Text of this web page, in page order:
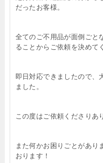
だったお客様。
全てのご不用品が面倒ごと
ることからご依頼を決めて
即日対応できましたので、
ました。
この度はご依頼くださりあ
また何かお困りごとがあり
おります！